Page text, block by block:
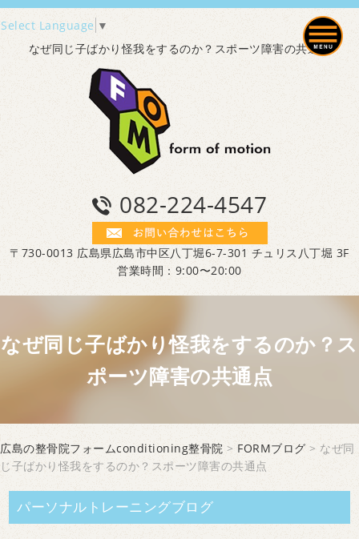
Select Language ▼
なぜ同じ子ばかり怪我をするのか？スポーツ障害の共通点
082-224-4547
〒730-0013 広島県広島市中区八丁堀6-7-301 チュリス八丁堀 3F
営業時間：9:00〜20:00
なぜ同じ子ばかり怪我をするのか？ス
ポーツ障害の共通点
広島の整骨院フォームconditioning整骨院 > FORMブログ > なぜ同
じ子ばかり怪我をするのか？スポーツ障害の共通点
パーソナルトレーニングブログ